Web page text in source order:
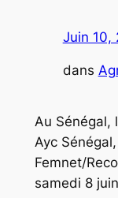
Juin 10,
dans
Au Sénégal,
Ayc
Femnet/
samedi 8